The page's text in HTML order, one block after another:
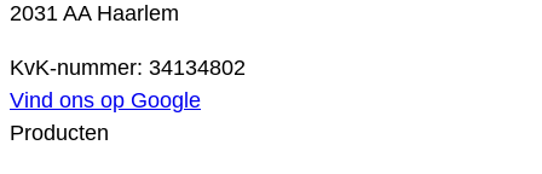
2031 AA Haarlem
KvK-nummer: 34134802
Vind ons op Google
Producten